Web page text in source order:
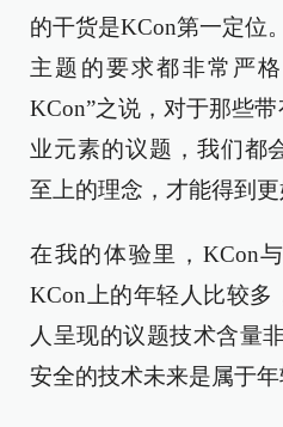
的干货是KCon第一定位
主题的要求都非常严
KCon”之说，对于那些
业元素的议题，我们都
至上的理念，才能得到更
在我的体验里，KCon
KCon上的年轻人比较多
人呈现的议题技术含量
安全的技术未来是属于年